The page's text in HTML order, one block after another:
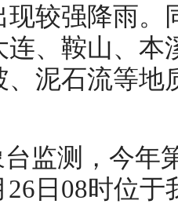
现较强降雨。
连、鞍山、本
、泥石流等地
监测，今年
26日08时位